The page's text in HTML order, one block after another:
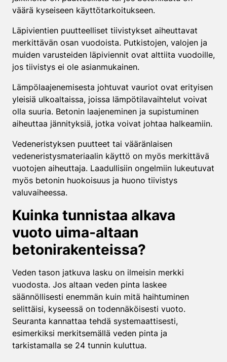
väärä kyseiseen käyttötarkoitukseen.
Läpivientien puutteelliset tiivistykset aiheuttavat
merkittävän osan vuodoista. Putkistojen, valojen ja
muiden varusteiden läpiviennit ovat alttiita vuodoille,
jos tiivistys ei ole asianmukainen.
Lämpölaajenemisesta johtuvat vauriot ovat erityisen
yleisiä ulkoaltaissa, joissa lämpötilavaihtelut voivat
olla suuria. Betonin laajeneminen ja supistuminen
aiheuttaa jännityksiä, jotka voivat johtaa halkeamiin.
Vedeneristyksen puutteet tai vääränlaisen
vedeneristysmateriaalin käyttö on myös merkittävä
vuotojen aiheuttaja. Laadullisiin ongelmiin lukeutuvat
myös betonin huokoisuus ja huono tiivistys
valuvaiheessa.
Kuinka tunnistaa alkava
vuoto uima-altaan
betonirakenteissa?
Veden tason jatkuva lasku on ilmeisin merkki
vuodosta. Jos altaan veden pinta laskee
säännöllisesti enemmän kuin mitä haihtuminen
selittäisi, kyseessä on todennäköisesti vuoto.
Seuranta kannattaa tehdä systemaattisesti,
esimerkiksi merkitsemällä veden pinta ja
tarkistamalla se 24 tunnin kuluttua.